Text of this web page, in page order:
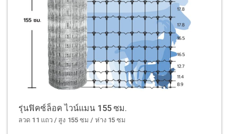
รุ่นฟิคซ์ล็อค ไวน์แมน 155 ซม.
ลวด 11 แถว / สูง 155 ซม / ห่าง 15 ซม